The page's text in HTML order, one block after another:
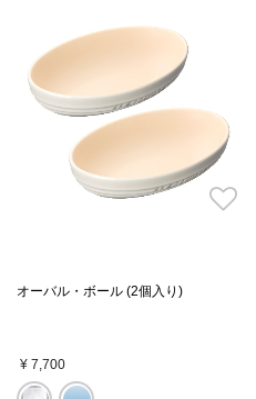
オーバル・ボール (2個入り)
¥ 7,700